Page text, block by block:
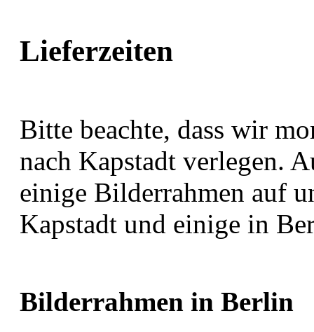
Lieferzeiten
Bitte beachte, dass wir
nach Kapstadt verlegen.
einige Bilderrahmen auf
Kapstadt und einige in
Bilderrahmen in Berlin